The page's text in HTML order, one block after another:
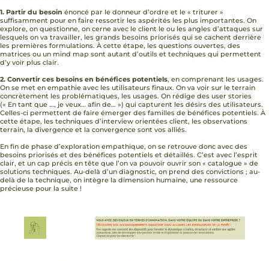
1. Partir du besoin énoncé par le donneur d’ordre et le « triturer »
suffisamment pour en faire ressortir les aspérités les plus importantes. On
explore, on questionne, on cerne avec le client le ou les angles d’attaques sur
lesquels on va travailler, les grands besoins priorisés qui se cachent derrière
les premières formulations. À cette étape, les questions ouvertes, des
matrices ou un mind map sont autant d’outils et techniques qui permettent
d’y voir plus clair.
2. Convertir ces besoins en bénéfices potentiels, en comprenant les usages.
On se met en empathie avec les utilisateurs finaux. On va voir sur le terrain
concrètement les problématiques, les usages. On rédige des user stories
(« En tant que …, je veux… afin de… ») qui capturent les désirs des utilisateurs.
Celles-ci permettent de faire émerger des familles de bénéfices potentiels. À
cette étape, les techniques d’interview orientées client, les observations
terrain, la divergence et la convergence sont vos alliés.
En fin de phase d’exploration empathique, on se retrouve donc avec des
besoins priorisés et des bénéfices potentiels et détaillés. C’est avec l’esprit
clair, et un cap précis en tête que l’on va pouvoir ouvrir son « catalogue » de
solutions techniques. Au-delà d’un diagnostic, on prend des convictions ; au-
delà de la technique, on intègre la dimension humaine, une ressource
précieuse pour la suite !